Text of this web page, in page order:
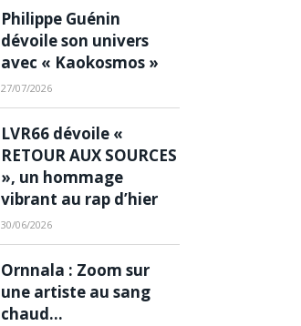
Philippe Guénin
dévoile son univers
avec « Kaokosmos »
27/07/2026
LVR66 dévoile «
RETOUR AUX SOURCES
», un hommage
vibrant au rap d’hier
30/06/2026
Ornnala : Zoom sur
une artiste au sang
chaud…